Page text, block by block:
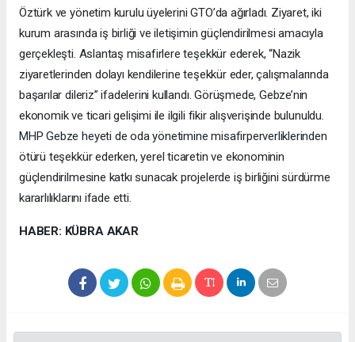
Öztürk ve yönetim kurulu üyelerini GTO’da ağırladı. Ziyaret, iki
kurum arasında iş birliği ve iletişimin güçlendirilmesi amacıyla
gerçekleşti. Aslantaş misafirlere teşekkür ederek, “Nazik
ziyaretlerinden dolayı kendilerine teşekkür eder, çalışmalarında
başarılar dileriz” ifadelerini kullandı. Görüşmede, Gebze’nin
ekonomik ve ticari gelişimi ile ilgili fikir alışverişinde bulunuldu.
MHP Gebze heyeti de oda yönetimine misafirperverliklerinden
ötürü teşekkür ederken, yerel ticaretin ve ekonominin
güçlendirilmesine katkı sunacak projelerde iş birliğini sürdürme
kararlılıklarını ifade etti.
HABER: KÜBRA AKAR